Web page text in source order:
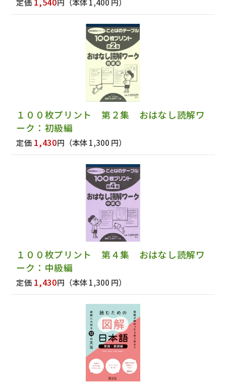
１００枚プリント 第２集 おはなし読解ワ
ーク：初級編
定価 1,430円 （本体 1,300 円）
１００枚プリント 第４集 おはなし読解ワ
ーク：中級編
定価 1,430円 （本体 1,300 円）